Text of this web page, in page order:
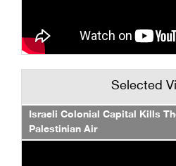
Selected
Israeli Colonial Capital Kills
Palestinian Air